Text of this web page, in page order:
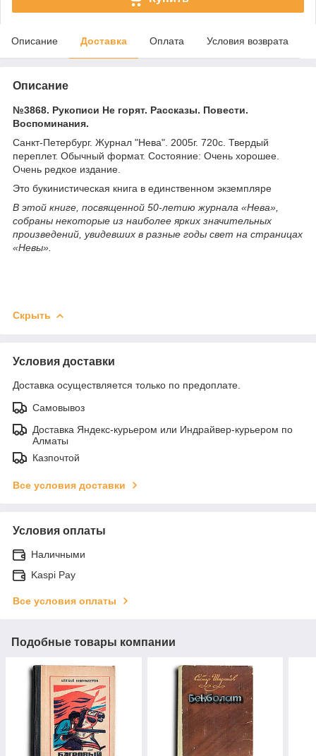
Описание Доставка Оплата Условия возврата
Описание
№3868. Рукописи Не горят. Рассказы. Повести.
Воспоминания.
Санкт-Петербург. Журнал "Нева". 2005г. 720с. Твердый
переплет. Обычный формат. Состояние: Очень хорошее.
Очень редкое издание.
Это букинистическая книга в единственном экземпляре
В этой книге, посвященной 50-летию журнала «Нева»,
собраны некоторые из наиболее ярких значительных
произведений, увидевших в разные годы свет на страницах
«Невы».
Скрыть
Условия доставки
Доставка осуществляется только по предоплате.
Самовывоз
Доставка Яндекс-курьером или Индрайвер-курьером по
Алматы
Казпочтой
Все условия доставки
Условия оплаты
Наличными
Kaspi Pay
Все условия оплаты
Подобные товары компании